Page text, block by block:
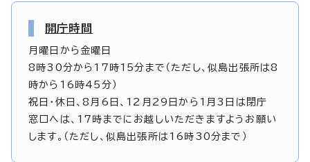
開庁時間
月曜日から金曜日
8時30分から17時15分まで（ただし、似島出張所は8
時から16時45分）
祝日・休日、8月6日、12月29日から1月3日は閉庁
窓口へは、17時までにお越しいただきますようお願い
します。（ただし、似島出張所は16時30分まで）